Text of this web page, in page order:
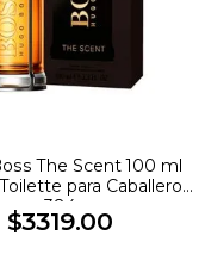
The Scent 100 ml
para Caballero
384
$3319.00